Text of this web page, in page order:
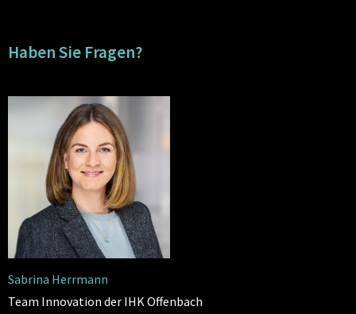
Haben Sie Fragen?
Sabrina Herrmann
Team Innovation der IHK Offenbach